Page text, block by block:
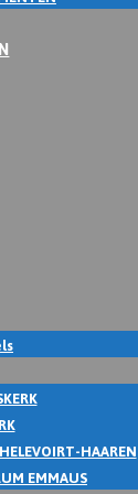
HAAREN
EMMAUS